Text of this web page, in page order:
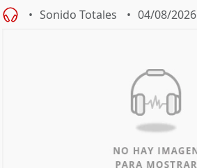
Sonido Totales 04/08/2026